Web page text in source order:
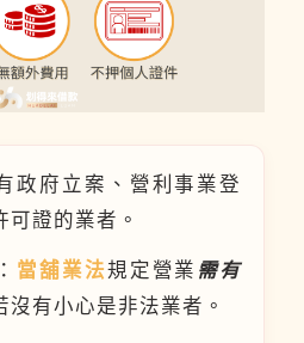
政府立案、營利事業登
可證的業者。
當舖業法規定營業 需有
沒有小心是非法業者。